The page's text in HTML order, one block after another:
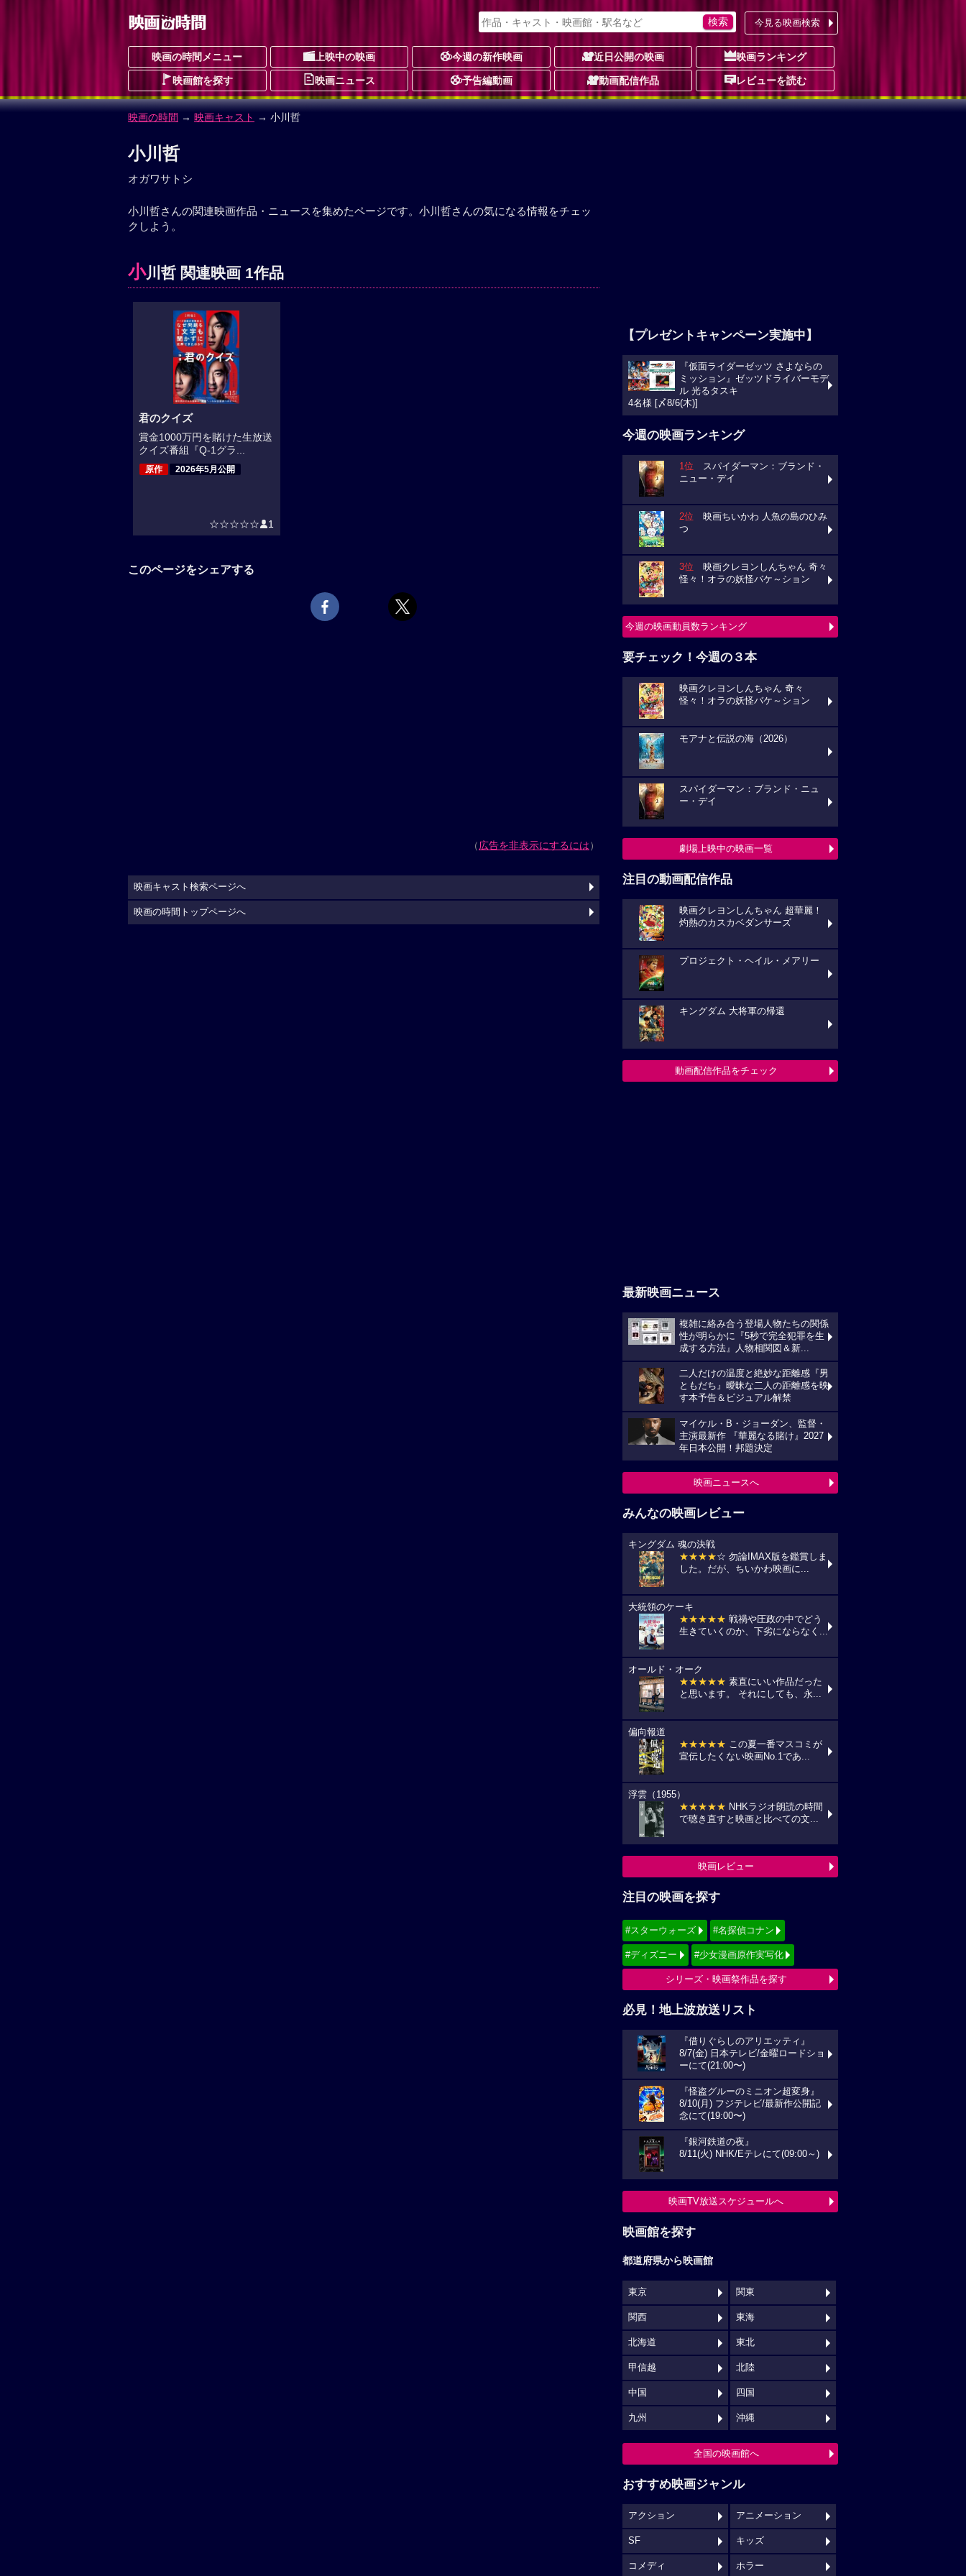
今見る映画検索
映画の時間メニュー 上映中の映画 今週の新作映画 近日公開の映画 映画ランキング
映画館を探す 映画ニュース 予告編動画 動画配信作品 レビューを読む
映画の時間 → 映画キャスト → 小川哲
小川哲
オガワサトシ
小川哲さんの関連映画作品・ニュースを集めたページです。小川哲さんの気になる情報をチェッ
クしよう。
小川哲 関連映画 1作品
君のクイズ
賞金1000万円を賭けた生放送
クイズ番組『Q-1グラ...
原作 2026年5月公開
☆☆☆☆☆ 1
このページをシェアする
（広告を非表示にするには）
【プレゼントキャンペーン実施中】
『仮面ライダーゼッツ さよならの
ミッション』ゼッツドライバーモデ
ル 光るタスキ
4名様 [〆8/6(木)]
今週の映画ランキング
1位 スパイダーマン：ブランド・
ニュー・デイ
2位 映画ちいかわ 人魚の島のひみ
つ
3位 映画クレヨンしんちゃん 奇々
怪々！オラの妖怪バケ～ション
今週の映画動員数ランキング
要チェック！今週の３本
映画クレヨンしんちゃん 奇々
怪々！オラの妖怪バケ～ション
モアナと伝説の海（2026）
スパイダーマン：ブランド・ニュ
ー・デイ
劇場上映中の映画一覧
注目の動画配信作品
映画クレヨンしんちゃん 超華麗！
灼熱のカスカベダンサーズ
プロジェクト・ヘイル・メアリー
キングダム 大将軍の帰還
動画配信作品をチェック
最新映画ニュース
複雑に絡み合う登場人物たちの関係
性が明らかに『5秒で完全犯罪を生
成する方法』人物相関図＆新...
二人だけの温度と絶妙な距離感『男
ともだち』曖昧な二人の距離感を映
す本予告＆ビジュアル解禁
マイケル・B・ジョーダン、監督・
主演最新作 『華麗なる賭け』2027
年日本公開！邦題決定
映画ニュースへ
みんなの映画レビュー
キングダム 魂の決戦
★★★★☆ 勿論IMAX版を鑑賞しま
した。だが、ちいかわ映画に...
大統領のケーキ
★★★★★ 戦禍や圧政の中でどう
生きていくのか、下劣にならなく...
オールド・オーク
★★★★★ 素直にいい作品だった
と思います。 それにしても、永...
偏向報道
★★★★★ この夏一番マスコミが
宣伝したくない映画No.1であ...
浮雲（1955）
★★★★★ NHKラジオ朗読の時間
で聴き直すと映画と比べての文...
映画レビュー
注目の映画を探す
#スターウォーズ #名探偵コナン
#ディズニー #少女漫画原作実写化
シリーズ・映画祭作品を探す
必見！地上波放送リスト
『借りぐらしのアリエッティ』
8/7(金) 日本テレビ/金曜ロードショ
ーにて(21:00〜)
『怪盗グルーのミニオン超変身』
8/10(月) フジテレビ/最新作公開記
念にて(19:00〜)
『銀河鉄道の夜』
8/11(火) NHK/Eテレにて(09:00～)
映画TV放送スケジュールへ
映画館を探す
都道府県から映画館
東京 関東
関西 東海
北海道 東北
甲信越 北陸
中国 四国
九州 沖縄
全国の映画館へ
おすすめ映画ジャンル
アクション アニメーション
SF キッズ
コメディ ホラー
映画キャスト検索ページへ
映画の時間トップページへ